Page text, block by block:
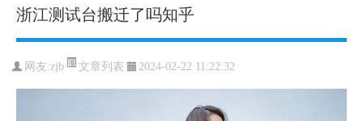
浙江测试台搬迁了吗知乎
网友:zjb 文章列表 2024-02-22 11:22:32